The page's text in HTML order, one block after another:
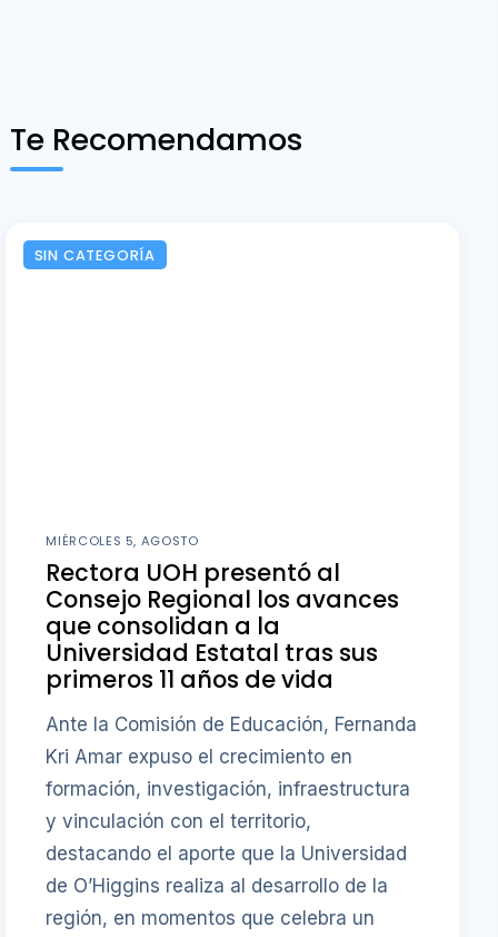
Te Recomendamos
SIN CATEGORÍA
MIÉRCOLES 5, AGOSTO
Rectora UOH presentó al
Consejo Regional los avances
que consolidan a la
Universidad Estatal tras sus
primeros 11 años de vida
Ante la Comisión de Educación, Fernanda
Kri Amar expuso el crecimiento en
formación, investigación, infraestructura
y vinculación con el territorio,
destacando el aporte que la Universidad
de O’Higgins realiza al desarrollo de la
región, en momentos que celebra un